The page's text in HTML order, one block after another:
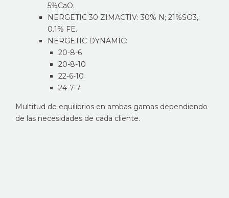
5%CaO.
NERGETIC 30 ZIMACTIV: 30% N; 21%SO3,;
0.1% FE.
NERGETIC DYNAMIC:
20-8-6
20-8-10
22-6-10
24-7-7
Multitud de equilibrios en ambas gamas dependiendo
de las necesidades de cada cliente.